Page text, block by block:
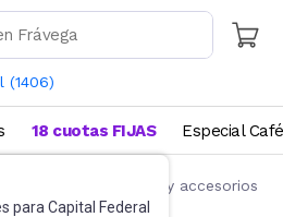
(1406)
para Capital Federal
18 cuotas FIJAS Especial Café
motos Repuestos y accesorios